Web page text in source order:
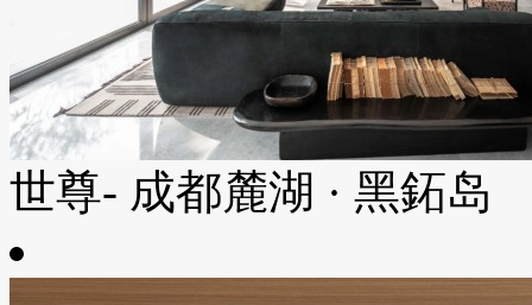
世尊- 成都麓湖 · 黑鉐岛